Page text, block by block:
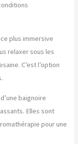
plus immersive
relaxer sous les
C’est l’option
baignoire
Elles sont
pour une